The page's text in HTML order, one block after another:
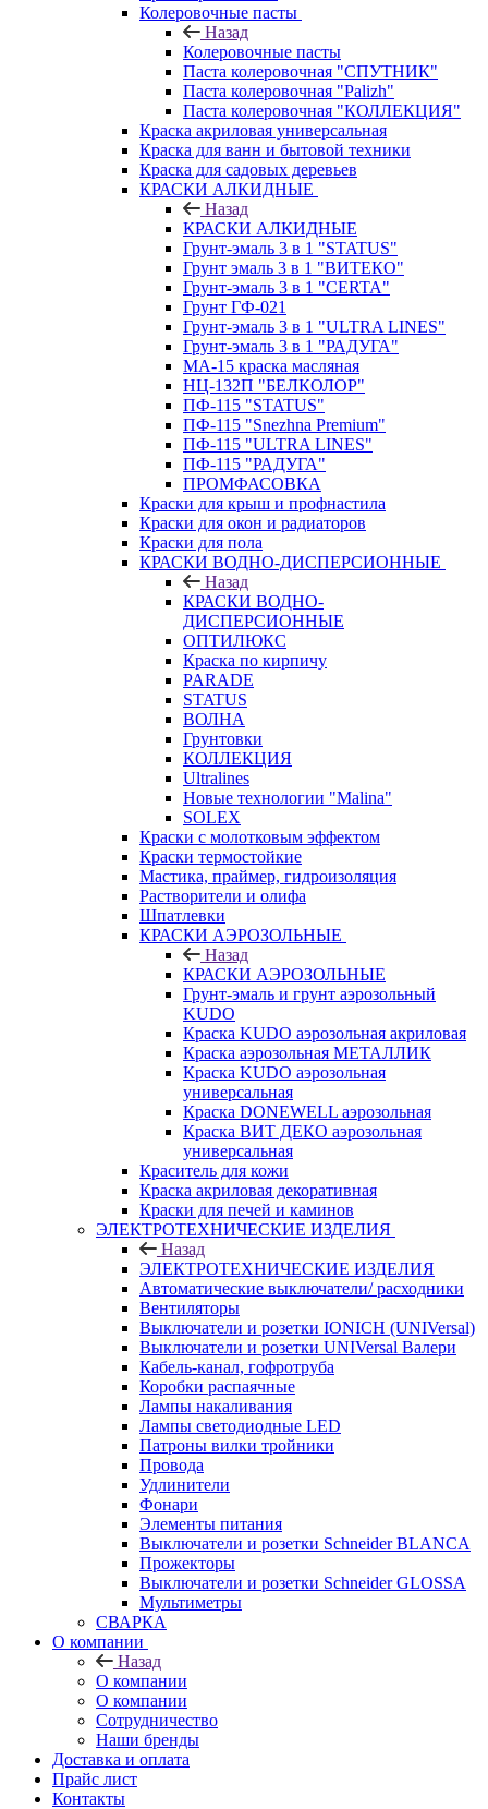
Колеровочные пасты
Назад
Колеровочные пасты
Паста колеровочная "СПУТНИК"
Паста колеровочная "Palizh"
Паста колеровочная "КОЛЛЕКЦИЯ"
Краска акриловая универсальная
Краска для ванн и бытовой техники
Краска для садовых деревьев
КРАСКИ АЛКИДНЫЕ
Назад
КРАСКИ АЛКИДНЫЕ
Грунт-эмаль 3 в 1 "STATUS"
Грунт эмаль 3 в 1 "ВИТЕКО"
Грунт-эмаль 3 в 1 "CERTA"
Грунт ГФ-021
Грунт-эмаль 3 в 1 "ULTRA LINES"
Грунт-эмаль 3 в 1 "РАДУГА"
МА-15 краска масляная
НЦ-132П "БЕЛКОЛОР"
ПФ-115 "STATUS"
ПФ-115 "Snezhna Premium"
ПФ-115 "ULTRA LINES"
ПФ-115 "РАДУГА"
ПРОМФАСОВКА
Краски для крыш и профнастила
Краски для окон и радиаторов
Краски для пола
КРАСКИ ВОДНО-ДИСПЕРСИОННЫЕ
Назад
КРАСКИ ВОДНО-
ДИСПЕРСИОННЫЕ
ОПТИЛЮКС
Краска по кирпичу
PARADE
STATUS
ВОЛНА
Грунтовки
КОЛЛЕКЦИЯ
Ultralines
Новые технологии "Malina"
SOLEX
Краски с молотковым эффектом
Краски термостойкие
Мастика, праймер, гидроизоляция
Растворители и олифа
Шпатлевки
КРАСКИ АЭРОЗОЛЬНЫЕ
Назад
КРАСКИ АЭРОЗОЛЬНЫЕ
Грунт-эмаль и грунт аэрозольный
KUDO
Краска KUDO аэрозольная акриловая
Краска аэрозольная МЕТАЛЛИК
Краска KUDO аэрозольная
универсальная
Краска DONEWELL аэрозольная
Краска ВИТ ДЕКО аэрозольная
универсальная
Краситель для кожи
Краска акриловая декоративная
Краски для печей и каминов
ЭЛЕКТРОТЕХНИЧЕСКИЕ ИЗДЕЛИЯ
Назад
ЭЛЕКТРОТЕХНИЧЕСКИЕ ИЗДЕЛИЯ
Автоматические выключатели/ расходники
Вентиляторы
Выключатели и розетки IONICH (UNIVersal)
Выключатели и розетки UNIVersal Валери
Кабель-канал, гофротруба
Коробки распаячные
Лампы накаливания
Лампы светодиодные LED
Патроны вилки тройники
Провода
Удлинители
Фонари
Элементы питания
Выключатели и розетки Schneider BLANCA
Прожекторы
Выключатели и розетки Schneider GLOSSA
Мультиметры
СВАРКА
О компании
Назад
О компании
О компании
Сотрудничество
Наши бренды
Доставка и оплата
Прайс лист
Контакты